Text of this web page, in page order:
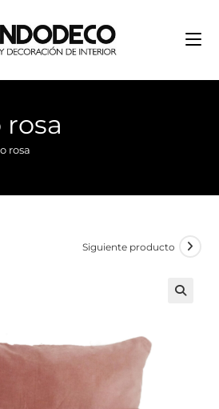
rosa
rosa
Siguiente producto